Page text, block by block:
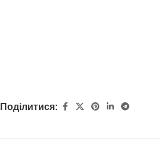
Поділитися: